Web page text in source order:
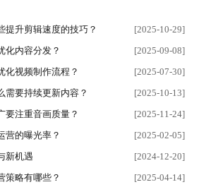
提升剪辑速度的技巧？
[2025-10-29]
化内容分发？
[2025-09-08]
化视频制作流程？
[2025-07-30]
需要持续更新内容？
[2025-10-13]
要注重音画质量？
[2025-11-24]
营的曝光率？
[2025-02-05]
新机遇
[2024-12-20]
策略有哪些？
[2025-04-14]